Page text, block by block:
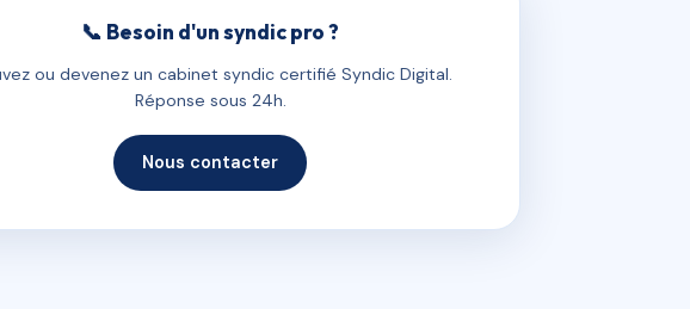
📞 Besoin d'un syndic pro ?
ou devenez un cabinet syndic certifié Syndic Digital.
Réponse sous 24h.
Nous contacter